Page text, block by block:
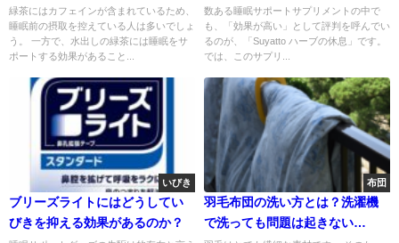
緑茶にはカフェインが含まれているため、
睡眠前の摂取を控えている人は多いでしょ
う。 一方で、水出しの緑茶には睡眠をサ
ポートする効果があること...
数ある睡眠サポートサプリメントの中で
も、「効果が高い」として評判を呼んでい
るのが、「Suyatto ハーブの休息」です。
では、このサプリ...
いびき
ブリーズライトにはどうしてい
びきを抑える効果があるのか？
布団
羽毛布団の洗い方とは？洗濯機
で洗っても問題は起きない